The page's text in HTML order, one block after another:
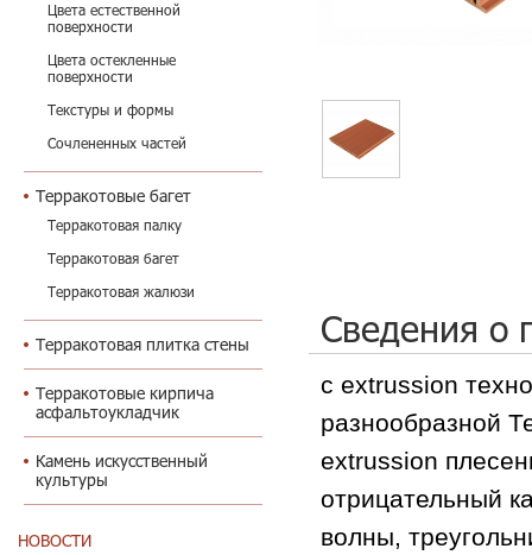
Цвета естественной
поверхности
Цвета остекленные
поверхности
Текстуры и формы
Сочлененных частей
Терракотовые багет
Терракотовая палку
Терракотовая багет
Терракотовая жалюзи
Терракотовая плитка стены
Терракотовые кирпича
асфальтоукладчик
Камень искусственный
культуры
НОВОСТИ
Сведения о
с extrussion
разнообразной
extrussion
отрицательный
волны,